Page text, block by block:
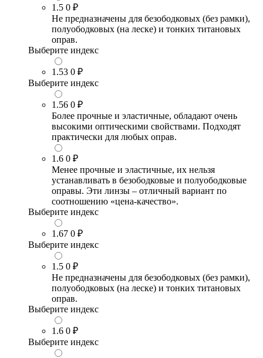
1.5 0 ₽
Не предназначены для безободковых (без рамки),
полуободковых (на леске) и тонких титановых
оправ.
Выберите индекс
1.53 0 ₽
Выберите индекс
1.56 0 ₽
Более прочные и эластичные, обладают очень
высокими оптическими свойствами. Подходят
практически для любых оправ.
1.6 0 ₽
Менее прочные и эластичные, их нельзя
устанавливать в безободковые и полуободковые
оправы. Эти линзы – отличный вариант по
соотношению «цена-качество».
Выберите индекс
1.67 0 ₽
Выберите индекс
1.5 0 ₽
Не предназначены для безободковых (без рамки),
полуободковых (на леске) и тонких титановых
оправ.
Выберите индекс
1.6 0 ₽
Выберите индекс